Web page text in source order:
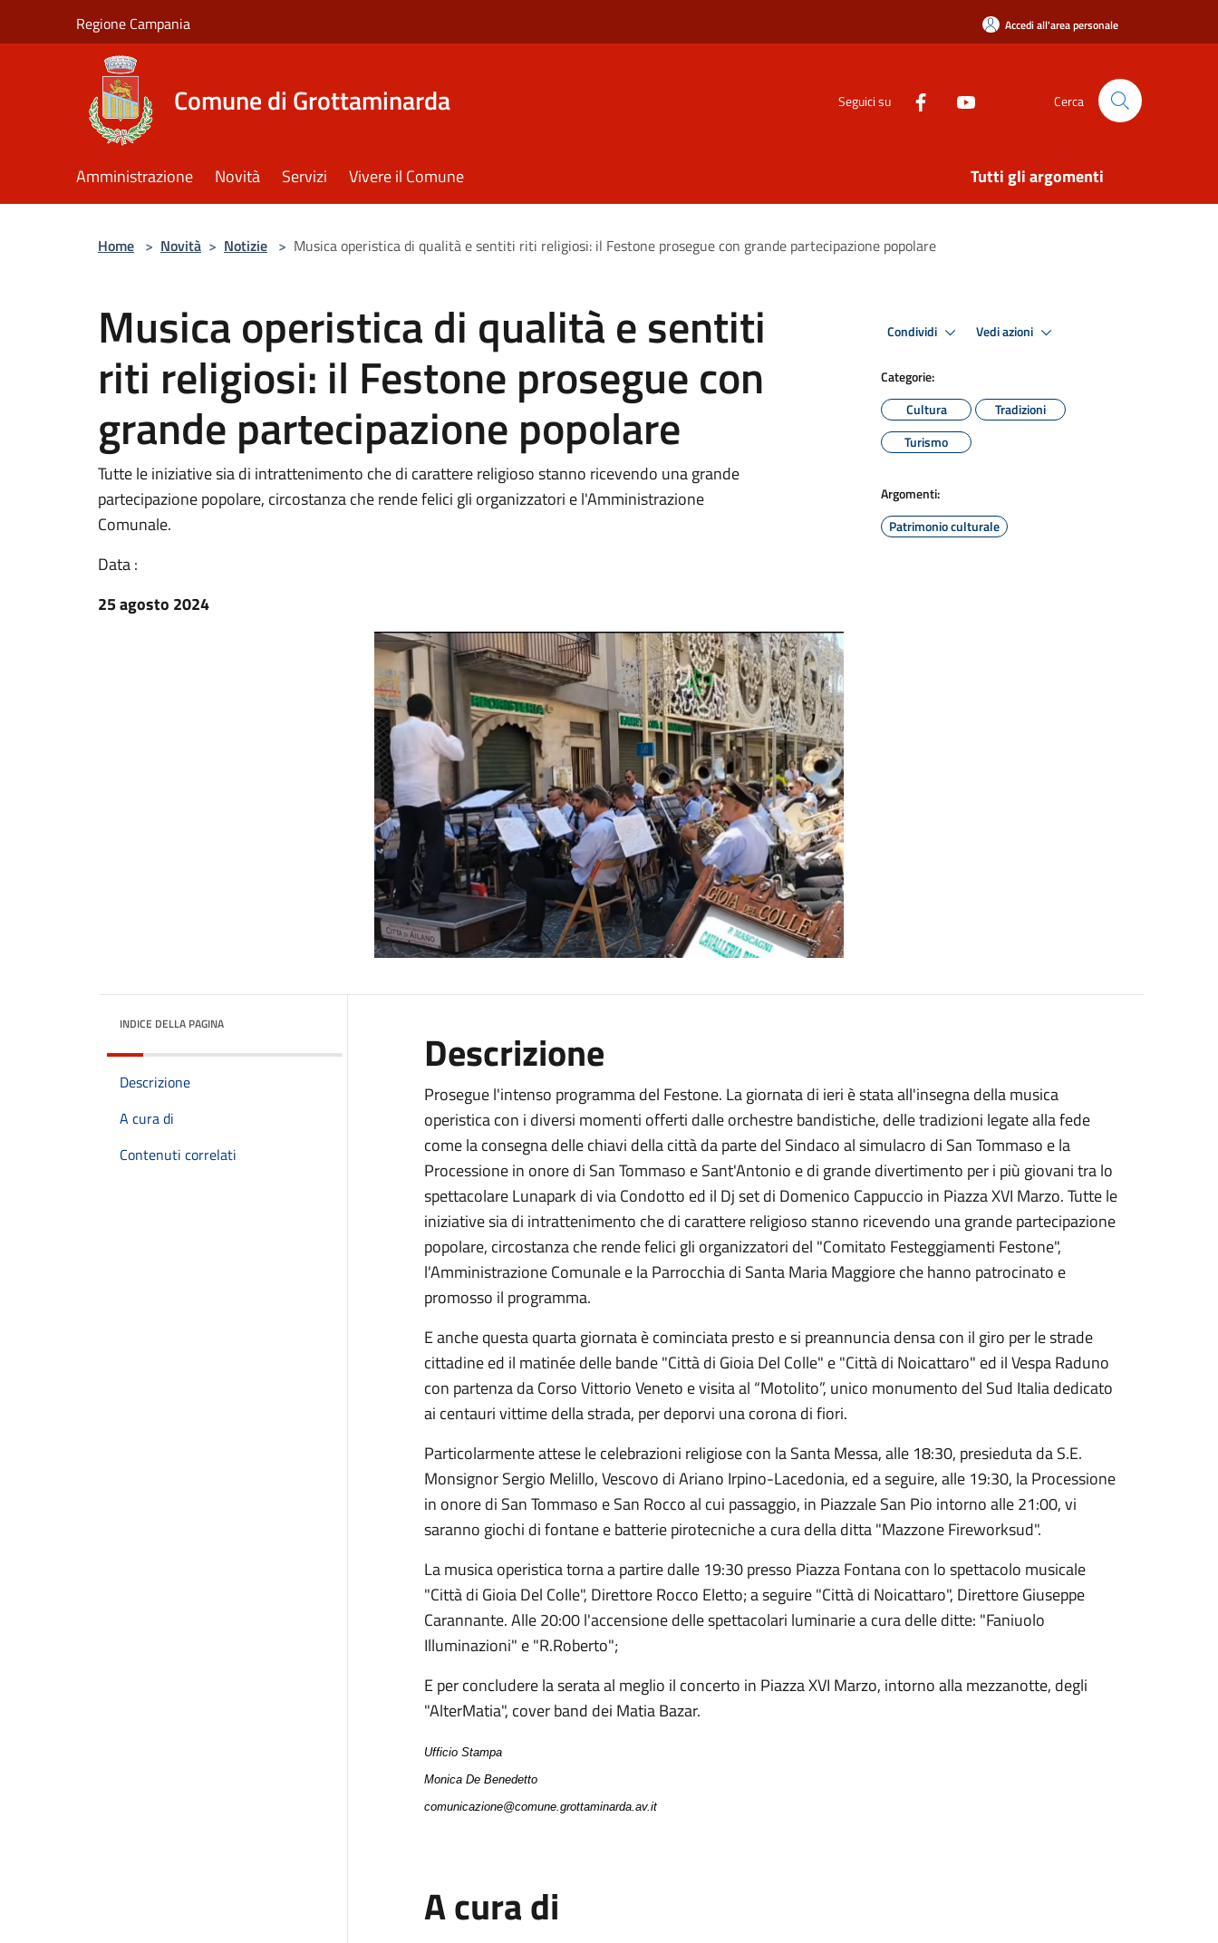
Regione Campania Accedi all'area personale
Comune di Grottaminarda Seguici su Cerca
Amministrazione Novità Servizi Vivere il Comune Tutti gli argomenti
Home > Novità > Notizie > Musica operistica di qualità e sentiti riti religiosi: il Festone prosegue con grande partecipazione popolare
Musica operistica di qualità e sentiti
riti religiosi: il Festone prosegue con
grande partecipazione popolare
Tutte le iniziative sia di intrattenimento che di carattere religioso stanno ricevendo una grande
partecipazione popolare, circostanza che rende felici gli organizzatori e l'Amministrazione
Comunale.
Data :
25 agosto 2024
Condividi Vedi azioni
Categorie:
Cultura
Tradizioni
Turismo
Argomenti:
Patrimonio culturale
INDICE DELLA PAGINA
Descrizione
A cura di
Contenuti correlati
Descrizione
Prosegue l'intenso programma del Festone. La giornata di ieri è stata all'insegna della musica
operistica con i diversi momenti offerti dalle orchestre bandistiche, delle tradizioni legate alla fede
come la consegna delle chiavi della città da parte del Sindaco al simulacro di San Tommaso e la
Processione in onore di San Tommaso e Sant'Antonio e di grande divertimento per i più giovani tra lo
spettacolare Lunapark di via Condotto ed il Dj set di Domenico Cappuccio in Piazza XVI Marzo. Tutte le
iniziative sia di intrattenimento che di carattere religioso stanno ricevendo una grande partecipazione
popolare, circostanza che rende felici gli organizzatori del "Comitato Festeggiamenti Festone",
l'Amministrazione Comunale e la Parrocchia di Santa Maria Maggiore che hanno patrocinato e
promosso il programma.
E anche questa quarta giornata è cominciata presto e si preannuncia densa con il giro per le strade
cittadine ed il matinée delle bande "Città di Gioia Del Colle" e "Città di Noicattaro" ed il Vespa Raduno
con partenza da Corso Vittorio Veneto e visita al “Motolito”, unico monumento del Sud Italia dedicato
ai centauri vittime della strada, per deporvi una corona di fiori.
Particolarmente attese le celebrazioni religiose con la Santa Messa, alle 18:30, presieduta da S.E.
Monsignor Sergio Melillo, Vescovo di Ariano Irpino-Lacedonia, ed a seguire, alle 19:30, la Processione
in onore di San Tommaso e San Rocco al cui passaggio, in Piazzale San Pio intorno alle 21:00, vi
saranno giochi di fontane e batterie pirotecniche a cura della ditta "Mazzone Fireworksud".
La musica operistica torna a partire dalle 19:30 presso Piazza Fontana con lo spettacolo musicale
"Città di Gioia Del Colle", Direttore Rocco Eletto; a seguire "Città di Noicattaro", Direttore Giuseppe
Carannante. Alle 20:00 l'accensione delle spettacolari luminarie a cura delle ditte: "Faniuolo
Illuminazioni" e "R.Roberto";
E per concludere la serata al meglio il concerto in Piazza XVI Marzo, intorno alla mezzanotte, degli
"AlterMatia", cover band dei Matia Bazar.
Ufficio Stampa
Monica De Benedetto
comunicazione@comune.grottaminarda.av.it
A cura di